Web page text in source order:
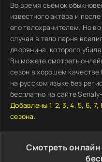
Во время съёмок
известного актёра и
его телохранителем. Но
случая в тело парня
дворянина, которого
Вы можете смотреть
сезон в хорошем качестве
на русском языке без
бесплатно на сайте
Добавлены 1, 2, 3, 4, 5, 6, 7,
сезона.
Смотреть